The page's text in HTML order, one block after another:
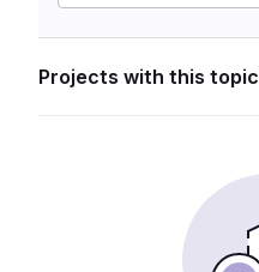
Projects with this topic